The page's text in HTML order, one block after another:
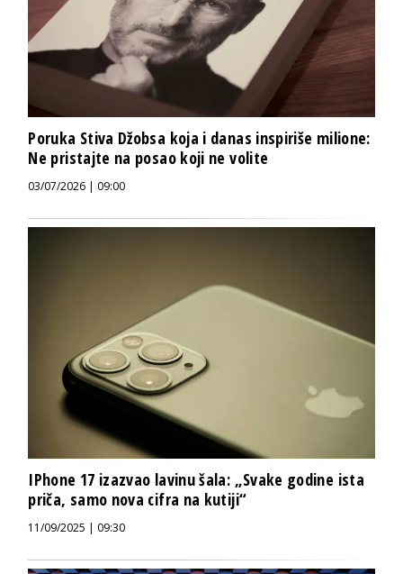
Poruka Stiva Džobsa koja i danas inspiriše milione:
Ne pristajte na posao koji ne volite
03/07/2026 | 09:00
IPhone 17 izazvao lavinu šala: „Svake godine ista
priča, samo nova cifra na kutiji“
11/09/2025 | 09:30